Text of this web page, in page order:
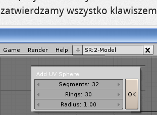
zatwierdzamy wszystko